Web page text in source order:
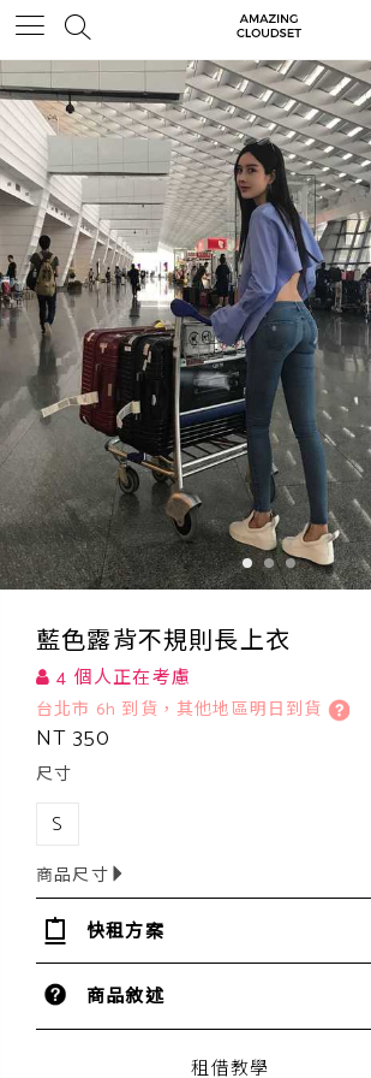
藍色露背不規則長上衣
4 個人正在考慮
台北市 6h 到貨，其他地區明日到貨
NT 350
尺寸
S
商品尺寸
快租方案
商品敘述
租借教學